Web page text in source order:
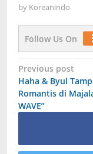
by Koreanindo
Follow Us On
Post
Previous post
Haha & Byul
Romantis di
WAVE”